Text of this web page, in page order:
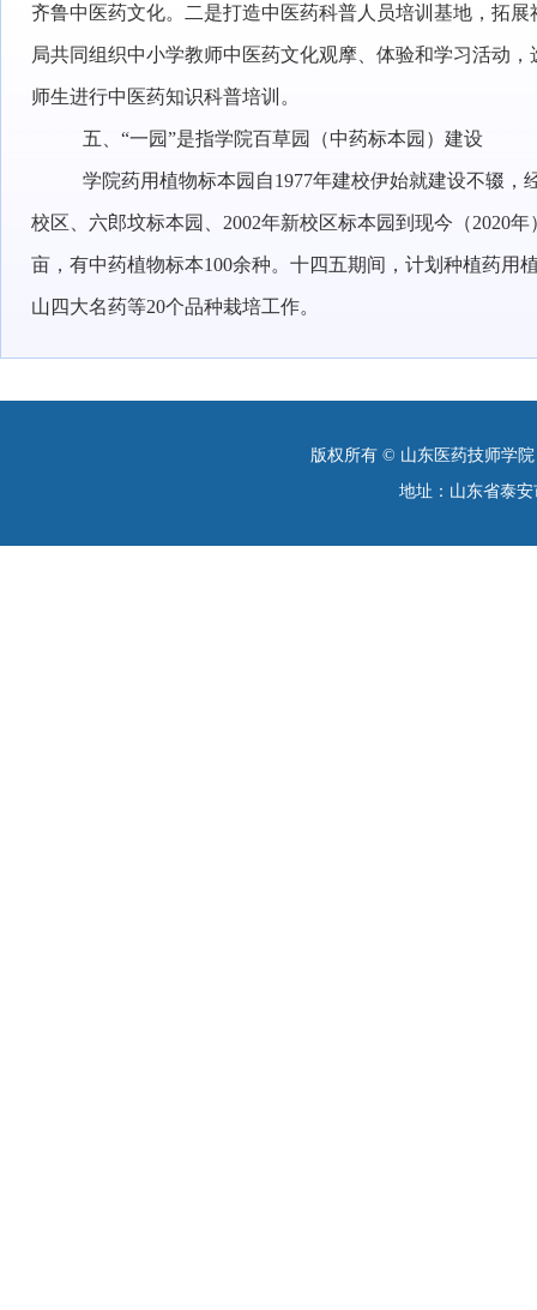
齐鲁中医药文化。二是打造中医药科普人员培训基地，拓
局共同组织中小学教师中医药文化观摩、体验和学习活动
师生进行中医药知识科普培训。
五、“一园”是指学院百草园（中药标本园）建设
学院药用植物标本园自1977年建校伊始就建设不辍
校区、六郎坟标本园、2002年新校区标本园到现今（2020
亩，有中药植物标本100余种。十四五期间，计划种植药用
山四大名药等20个品种栽培工作。
版权所有 © 山东医药技师学
地址：山东省泰安